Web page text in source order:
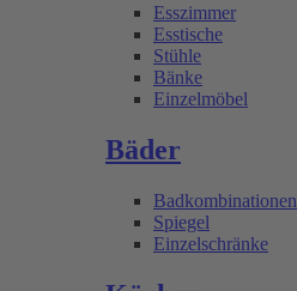
Esszimmer
Esstische
Stühle
Bänke
Einzelmöbel
Bäder
Badkombinationen
Spiegel
Einzelschränke